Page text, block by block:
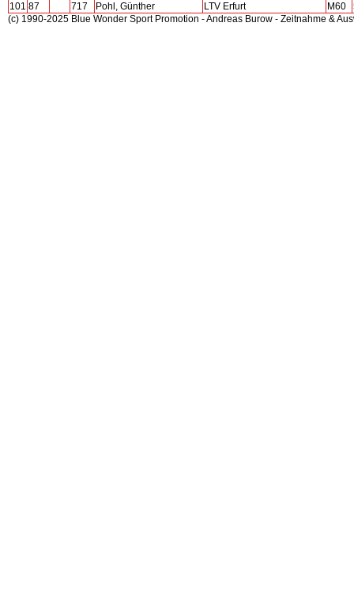
101 87 717 Pohl, Günther LTV Erfurt M60
(c) 1990-2025 Blue Wonder Sport Promotion - Andreas Burow - Zeitnahme &